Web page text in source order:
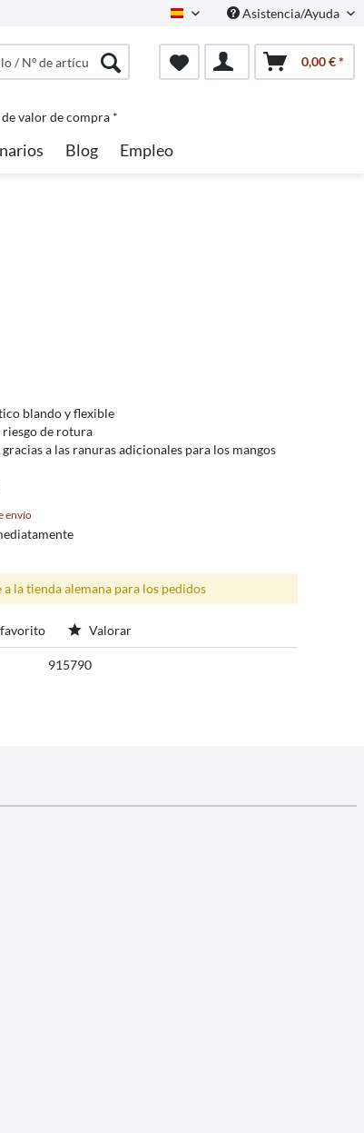
Spanisch Asistencia/Ayuda
0,00 € *
valor de compra *
Blog Empleo
blando y flexible
de rotura
a las ranuras adicionales para los mangos
envío
la tienda alemana para los pedidos
Valorar
915790